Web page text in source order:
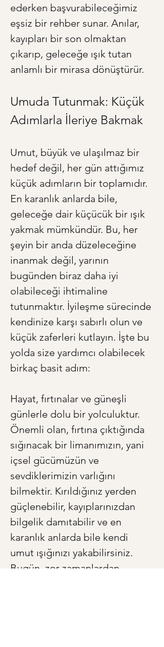
ederken başvurabileceğimiz
eşsiz bir rehber sunar. Anılar,
kayıpları bir son olmaktan
çıkarıp, geleceğe ışık tutan
anlamlı bir mirasa dönüştürür.
Umuda Tutunmak: Küçük
Adımlarla İleriye Bakmak
Umut, büyük ve ulaşılmaz bir
hedef değil, her gün attığımız
küçük adımların bir toplamıdır.
En karanlık anlarda bile,
geleceğe dair küçücük bir ışık
yakmak mümkündür. Bu, her
şeyin bir anda düzeleceğine
inanmak değil, yarının
bugünden biraz daha iyi
olabileceği ihtimaline
tutunmaktır. İyileşme sürecinde
kendinize karşı sabırlı olun ve
küçük zaferleri kutlayın. İşte bu
yolda size yardımcı olabilecek
birkaç basit adım:
Hayat, fırtınalar ve güneşli
günlerle dolu bir yolculuktur.
Önemli olan, fırtına çıktığında
sığınacak bir limanımızın, yani
içsel gücümüzün ve
sevdiklerimizin varlığını
bilmektir. Kırıldığınız yerden
güçlenebilir, kayıplarınızdan
bilgelik damıtabilir ve en
karanlık anlarda bile kendi
umut ışığınızı yakabilirsiniz.
Bugün, zor zamanlardan